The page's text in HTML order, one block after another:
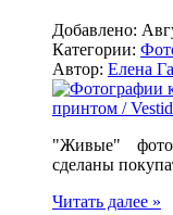
Добавлено:
Категории:
Автор: Елена
"Живые"
сделаны
Читать далее »